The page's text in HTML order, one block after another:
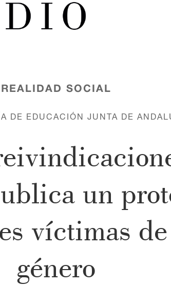
REALIDAD SOCIAL
DE EDUCACIÓN JUNTA DE
un
víctimas
género